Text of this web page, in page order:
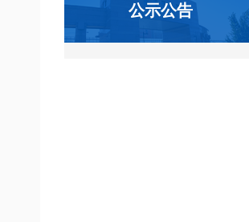
公示公告